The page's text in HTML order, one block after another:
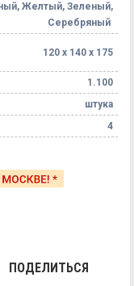
Желтый, Зеленый,
Серебряный
120 х 140 х 175
1.100
штука
4
ПОДЕЛИТЬСЯ